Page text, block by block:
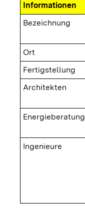
Informationen
Bezeichnung
Ort
Fertigstellung
Architekten
Energieberatung
Ingenieure